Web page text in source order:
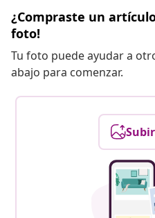
¿Compraste un
foto!
Tu foto puede ayudar a
abajo para comenzar.